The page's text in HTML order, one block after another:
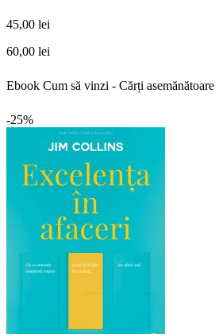
45,00 lei
60,00 lei
Ebook Cum să vinzi - Cărți asemănătoare
-25%